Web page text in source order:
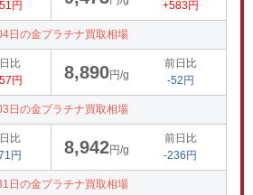
円
+583円
日の金プラチナ買取相場
比
円
8,890円/g
前日比
-52円
日の金プラチナ買取相場
比
円
8,942円/g
前日比
-236円
日の金プラチナ買取相場